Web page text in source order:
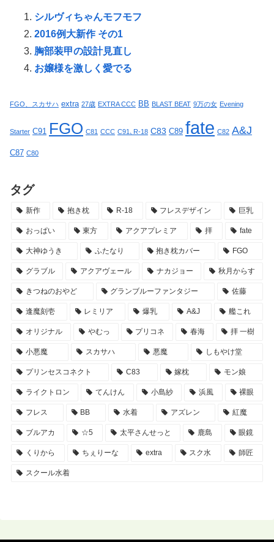
シルヴィちゃんモフモフ
2016例大新作 その1
胸部装甲の設計見直し
お嬢様を激しく愛でる
FGO、スカサハ extra 27歳 EXTRA CCC BB BLAST BEAT 9万の女 Evening
Starter C91 FGO C81 CCC C91､R-18 C83 C89 fate C82 A&J
C87 C80
タグ
新作 抱き枕 R-18 フレスデザイン 巨乳
おっぱい 東方 アクアプレミア 拝 fate
大神ゆうき ふたなり 抱き枕カバー FGO
グラブル アクアヴェール ナカジョー 秋月からす
きつねのおやど グランブルーファンタジー 佐藤
逢魔刻壱 レミリア 爆乳 A&J 艦これ
オリジナル やむっ プリコネ 春海 拝 一樹
小悪魔 スカサハ 悪魔 しもやけ堂
プリンセスコネクト C83 嫁枕 モン娘
ライクトロン てんけん 小島紗 浜風 裸眼
フレス BB 水着 アズレン 紅魔
ブルアカ ☆5 太平さんせっと 鹿島 眼鏡
くりから ちぇりーな extra スク水 師匠
スクール水着